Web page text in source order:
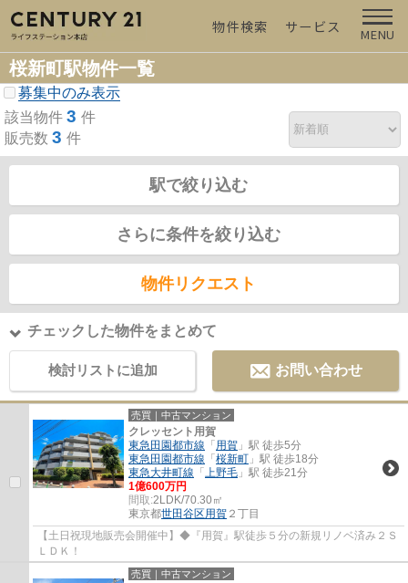
物件検索 サービス MENU
桜新町駅物件一覧
募集中のみ表示
該当物件 3 件
販売数 3 件
駅で絞り込む
さらに条件を絞り込む
物件リクエスト
チェックした物件をまとめて
検討リストに追加 お問い合わせ
売買｜中古マンション
クレッセント用賀
東急田園都市線 「 用賀 」駅 徒歩5分
東急田園都市線 「 桜新町 」駅 徒歩18分
東急大井町線 「 上野毛 」駅 徒歩21分
1億600万円
間取:2LDK/70.30㎡
東京都世田谷区用賀 ２丁目
【土日祝現地販売会開催中】◆『用賀』駅徒歩５分の新規リノベ済み２Ｓ
ＬＤＫ！
売買｜中古マンション